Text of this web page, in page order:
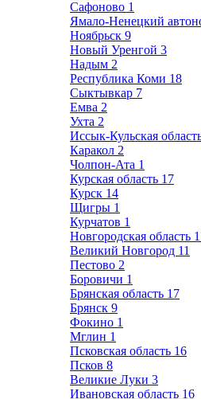
Сафоново 1
Ямало-Ненецкий
Ноябрьск 9
Новый Уренгой 3
Надым 2
Республика Коми 18
Сыктывкар 7
Емва 2
Ухта 2
Иссык-Кульская
Каракол 2
Чолпон-Ата 1
Курская область 17
Курск 14
Щигры 1
Курчатов 1
Новгородская область
Великий Новгород 11
Пестово 2
Боровичи 1
Брянская область 17
Брянск 9
Фокино 1
Мглин 1
Псковская область 16
Псков 8
Великие Луки 3
Ивановская область 16